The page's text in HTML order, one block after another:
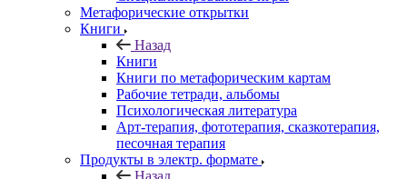
Метафорические открытки
Книги
Назад
Книги
Книги по метафорическим картам
Рабочие тетради, альбомы
Психологическая литература
Арт-терапия, фототерапия, сказкотерапия,
песочная терапия
Продукты в электр. формате
Назад